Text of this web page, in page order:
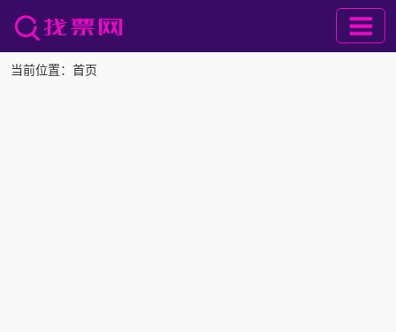
当前位置： 首页